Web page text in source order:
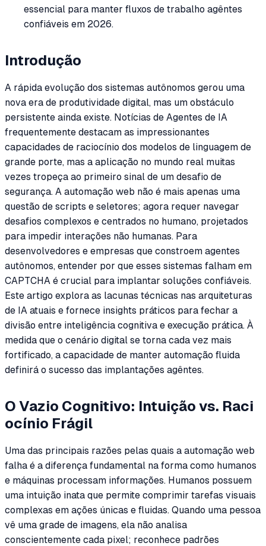
essencial para manter fluxos de trabalho agêntes
confiáveis em 2026.
Introdução
A rápida evolução dos sistemas autônomos gerou uma
nova era de produtividade digital, mas um obstáculo
persistente ainda existe. Notícias de Agentes de IA
frequentemente destacam as impressionantes
capacidades de raciocínio dos modelos de linguagem de
grande porte, mas a aplicação no mundo real muitas
vezes tropeça ao primeiro sinal de um desafio de
segurança. A automação web não é mais apenas uma
questão de scripts e seletores; agora requer navegar
desafios complexos e centrados no humano, projetados
para impedir interações não humanas. Para
desenvolvedores e empresas que constroem agentes
autônomos, entender por que esses sistemas falham em
CAPTCHA é crucial para implantar soluções confiáveis.
Este artigo explora as lacunas técnicas nas arquiteturas
de IA atuais e fornece insights práticos para fechar a
divisão entre inteligência cognitiva e execução prática. À
medida que o cenário digital se torna cada vez mais
fortificado, a capacidade de manter automação fluida
definirá o sucesso das implantações agêntes.
O Vazio Cognitivo: Intuição vs. Raci
ocínio Frágil
Uma das principais razões pelas quais a automação web
falha é a diferença fundamental na forma como humanos
e máquinas processam informações. Humanos possuem
uma intuição inata que permite comprimir tarefas visuais
complexas em ações únicas e fluidas. Quando uma pessoa
vê uma grade de imagens, ela não analisa
conscientemente cada pixel; reconhece padrões